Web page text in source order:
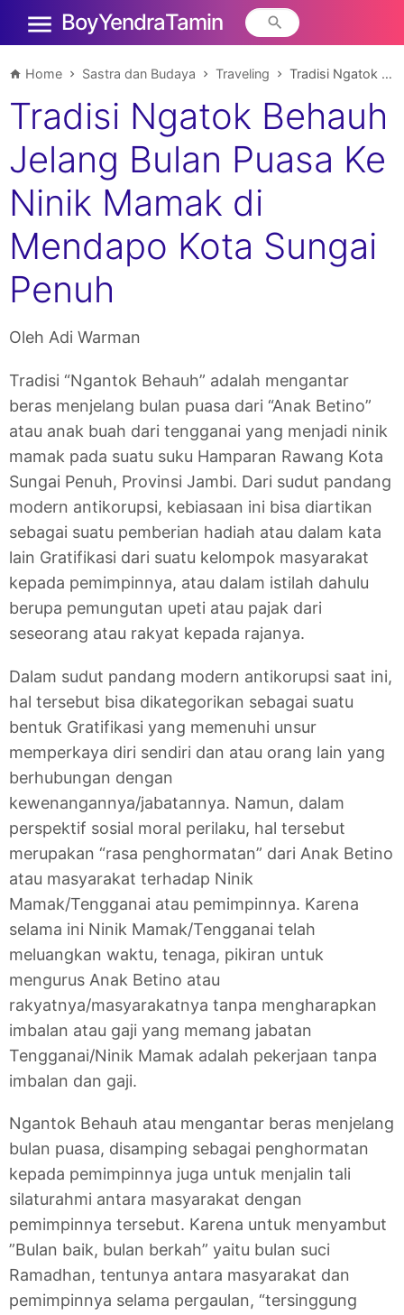
Boy Yendra Tamin
Home Sastra dan Budaya Traveling Tradisi Ngatok Behauh Jelang Bulan Puasa Ke Ninik Mamak di Mendapo Kota Sungai Penuh
Tradisi Ngatok Behauh
Jelang Bulan Puasa Ke
Ninik Mamak di
Mendapo Kota Sungai
Penuh
Oleh Adi Warman
Tradisi “Ngantok Behauh” adalah mengantar
beras menjelang bulan puasa dari “Anak Betino”
atau anak buah dari tengganai yang menjadi ninik
mamak pada suatu suku Hamparan Rawang Kota
Sungai Penuh, Provinsi Jambi. Dari sudut pandang
modern antikorupsi, kebiasaan ini bisa diartikan
sebagai suatu pemberian hadiah atau dalam kata
lain Gratifikasi dari suatu kelompok masyarakat
kepada pemimpinnya, atau dalam istilah dahulu
berupa pemungutan upeti atau pajak dari
seseorang atau rakyat kepada rajanya.
Dalam sudut pandang modern antikorupsi saat ini,
hal tersebut bisa dikategorikan sebagai suatu
bentuk Gratifikasi yang memenuhi unsur
memperkaya diri sendiri dan atau orang lain yang
berhubungan dengan
kewenangannya/jabatannya. Namun, dalam
perspektif sosial moral perilaku, hal tersebut
merupakan “rasa penghormatan” dari Anak Betino
atau masyarakat terhadap Ninik
Mamak/Tengganai atau pemimpinnya. Karena
selama ini Ninik Mamak/Tengganai telah
meluangkan waktu, tenaga, pikiran untuk
mengurus Anak Betino atau
rakyatnya/masyarakatnya tanpa mengharapkan
imbalan atau gaji yang memang jabatan
Tengganai/Ninik Mamak adalah pekerjaan tanpa
imbalan dan gaji.
Ngantok Behauh atau mengantar beras menjelang
bulan puasa, disamping sebagai penghormatan
kepada pemimpinnya juga untuk menjalin tali
silaturahmi antara masyarakat dengan
pemimpinnya tersebut. Karena untuk menyambut
”Bulan baik, bulan berkah” yaitu bulan suci
Ramadhan, tentunya antara masyarakat dan
pemimpinnya selama pergaulan, “tersinggung